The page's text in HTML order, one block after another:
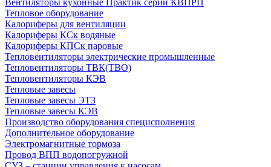
Вентиляторы кухонные Практик серии КВПРП
Тепловое оборудование
Калориферы для вентиляции
Калориферы КСк водяные
Калориферы КПСк паровые
Тепловентиляторы электрические промышленные
Тепловентиляторы ТВК(ТВО)
Тепловентиляторы КЭВ
Тепловые завесы
Тепловые завесы ЭТЗ
Тепловые завесы КЭВ
Производство оборудования специсполнения
Дополнительное оборудование
Электромагнитные тормоза
Провод ВПП водопогружной